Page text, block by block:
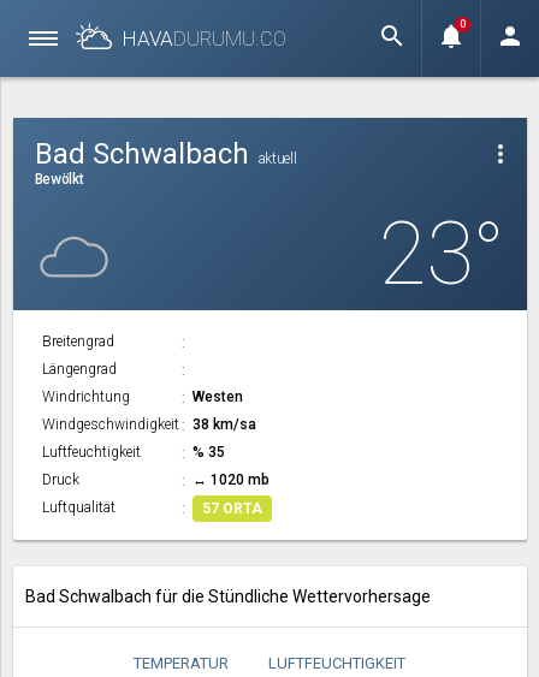
HAVADURUMU.CO search notifications
0 person
more_vert
Bad Schwalbach
aktuell
Bewölkt
23°
Breitengrad
Längengrad
Windrichtung
Westen
Windgeschwindigkeit
38 km/sa
Luftfeuchtigkeit
% 35
Druck
↔ 1020 mb
Luftqualität
57 ORTA
Bad Schwalbach für die Stündliche Wettervorhersage
TEMPERATUR LUFTFEUCHTIGKEIT